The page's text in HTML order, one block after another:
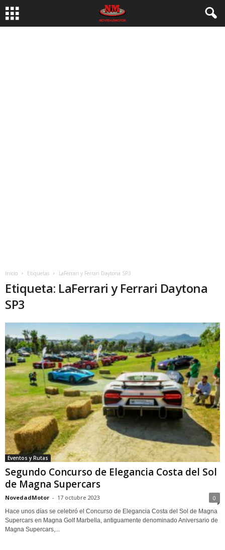
Inicio Etiquetas LaFerrari y Ferrari Daytona SP3
Etiqueta: LaFerrari y Ferrari Daytona
SP3
Eventos y Rutas
Segundo Concurso de Elegancia Costa del Sol
de Magna Supercars
NovedadMotor - 17 octubre 2023 0
Hace unos días se celebró el Concurso de Elegancia Costa del Sol de Magna
Supercars en Magna Golf Marbella, antiguamente denominado Aniversario de
Magna Supercars,...